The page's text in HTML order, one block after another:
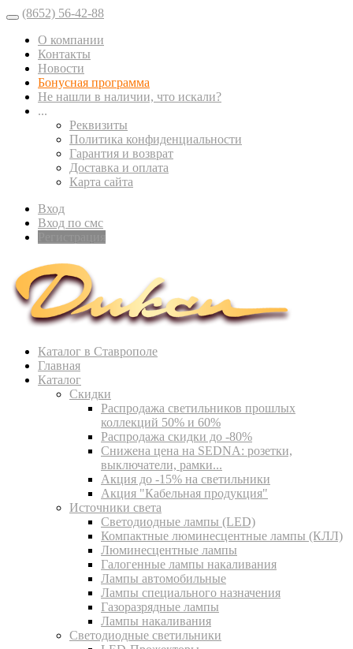
(8652) 56-42-88
О компании
Контакты
Новости
Бонусная программа
Не нашли в наличии, что искали?
...
Реквизиты
Политика конфиденциальности
Гарантия и возврат
Доставка и оплата
Карта сайта
Вход
Вход по смс
Каталог в Ставрополе
Главная
Каталог
Скидки
Распродажа светильников прошлых
коллекций 50% и 60%
Распродажа скидки до -80%
Cнижена цена на SEDNA: розетки,
выключатели, рамки...
Акция до -15% на светильники
Акция "Кабельная продукция"
Источники света
Светодиодные лампы (LED)
Компактные люминесцентные лампы (КЛЛ)
Люминесцентные лампы
Галогенные лампы накаливания
Лампы автомобильные
Лампы специального назначения
Газоразрядные лампы
Лампы накаливания
Светодиодные светильники